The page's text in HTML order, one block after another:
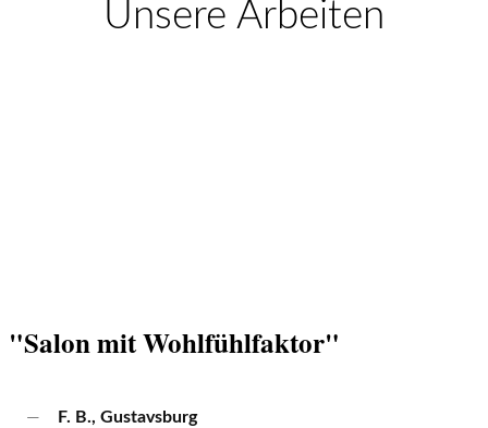
Unsere Arbeiten
"Salon mit Wohlfühlfaktor"
— F. B., Gustavsburg